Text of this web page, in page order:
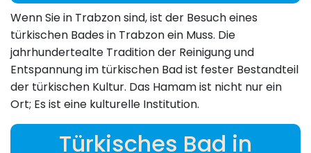
Wenn Sie in Trabzon sind, ist der Besuch eines
türkischen Bades in Trabzon ein Muss. Die
jahrhundertealte Tradition der Reinigung und
Entspannung im türkischen Bad ist fester Bestandteil
der türkischen Kultur. Das Hamam ist nicht nur ein
Ort; Es ist eine kulturelle Institution.
Türkisches Bad in